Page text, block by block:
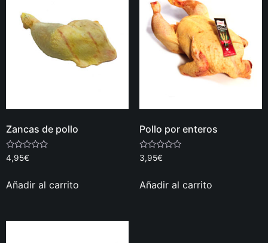
Zancas de pollo
Valorado
con
5
4,95€
Añadir al carrito
Pollo por enteros
Valorado
con
5
3,95€
Añadir al carrito